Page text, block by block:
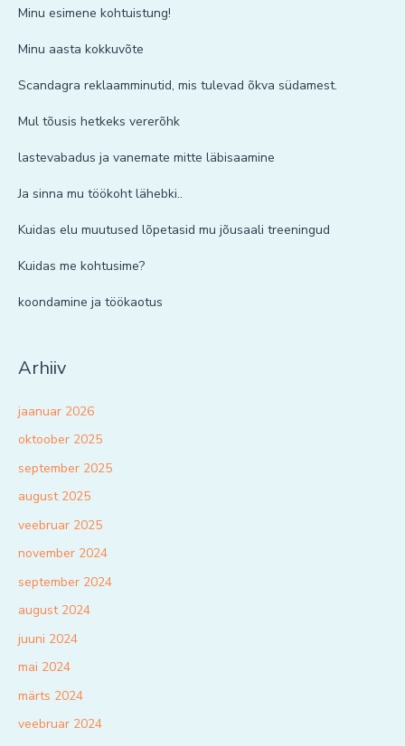
Minu esimene kohtuistung!
Minu aasta kokkuvõte
Scandagra reklaamminutid, mis tulevad õkva südamest.
Mul tõusis hetkeks vererõhk
lastevabadus ja vanemate mitte läbisaamine
Ja sinna mu töökoht lähebki..
Kuidas elu muutused lõpetasid mu jõusaali treeningud
Kuidas me kohtusime?
koondamine ja töökaotus
Arhiiv
jaanuar 2026
oktoober 2025
september 2025
august 2025
veebruar 2025
november 2024
september 2024
august 2024
juuni 2024
mai 2024
märts 2024
veebruar 2024